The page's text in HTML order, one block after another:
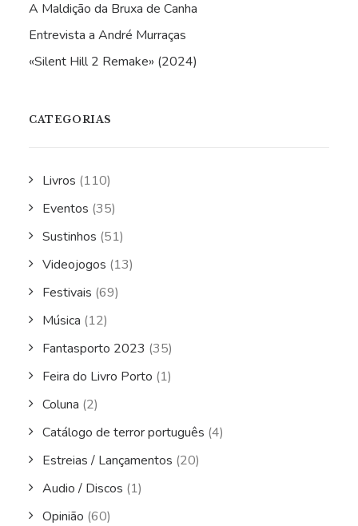
A Maldição da Bruxa de Canha
Entrevista a André Murraças
«Silent Hill 2 Remake» (2024)
CATEGORIAS
Livros (110)
Eventos (35)
Sustinhos (51)
Videojogos (13)
Festivais (69)
Música (12)
Fantasporto 2023 (35)
Feira do Livro Porto (1)
Coluna (2)
Catálogo de terror português (4)
Estreias / Lançamentos (20)
Audio / Discos (1)
Opinião (60)